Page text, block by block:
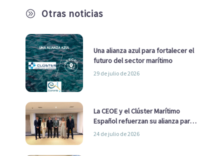
A Otras noticias
Una alianza azul para fortalecer el
futuro del sector marítimo
29 de julio de 2026
La CEOE y el Clúster Marítimo
Español refuerzan su alianza para
impulsar una estrategia Nacional
24 de julio de 2026